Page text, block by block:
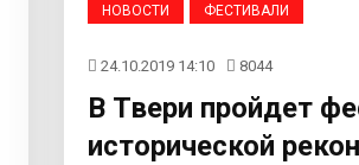
НОВОСТИ ФЕСТИВАЛИ
24.10.2019 14:10 8044
В Твери пройдет
исторической